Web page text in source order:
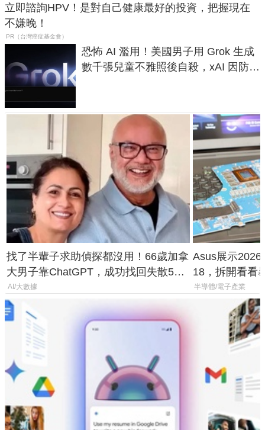
立即諮詢HPV！是對自己健康最好的投資，把握現在
不嫌晚！
PR（台灣癌症基金會）
恐怖 AI 濫用！美國男子用 Grok 生成
數千張兒童不雅照後自殺，xAI 因防護
找了半輩子求助偵探都沒用！66歲加拿
大男子靠ChatGPT，成功找回失散50
年家人
AI/大數據
Asus展示2026
18，拆開看看
半導體/電子產業